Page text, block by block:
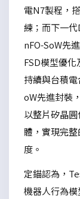
電N7製程，
練；而下一
nFO-SoW先
FSD模型優
持續與台積
oW先進封裝
以整片矽晶
體，實現完
度。
定錨認為，
機器人行為